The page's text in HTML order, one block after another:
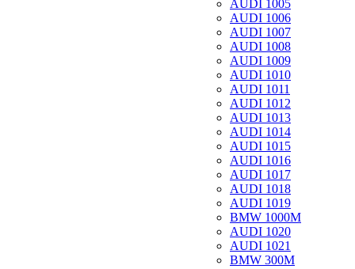
AUDI 1005
AUDI 1006
AUDI 1007
AUDI 1008
AUDI 1009
AUDI 1010
AUDI 1011
AUDI 1012
AUDI 1013
AUDI 1014
AUDI 1015
AUDI 1016
AUDI 1017
AUDI 1018
AUDI 1019
BMW 1000M
AUDI 1020
AUDI 1021
BMW 300M